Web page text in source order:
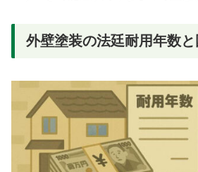
外壁塗装の法廷耐用年数